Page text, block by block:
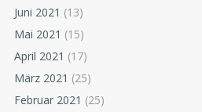
Juni 2021 (13)
Mai 2021 (15)
April 2021 (17)
März 2021 (25)
Februar 2021 (25)